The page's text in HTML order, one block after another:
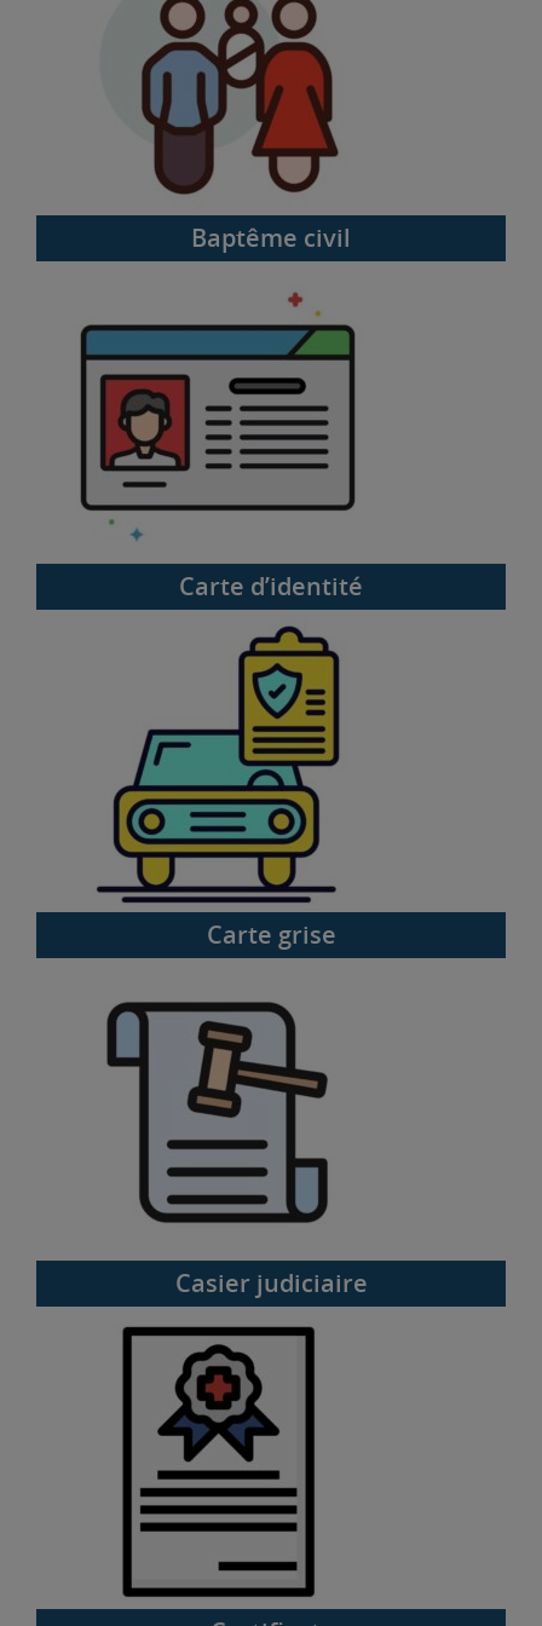
Baptême civil
Carte d’identité
Carte grise
Casier judiciaire